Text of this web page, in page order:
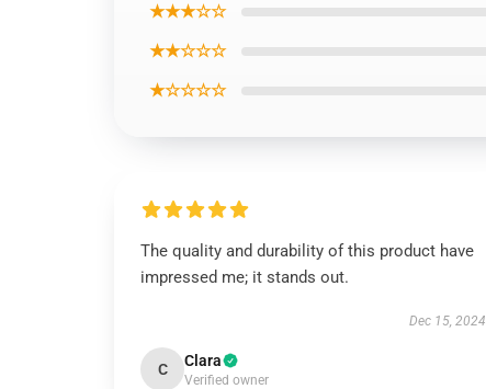
★★★☆☆
★★☆☆☆
★☆☆☆☆
The quality and durability of this product have
impressed me; it stands out.
Dec 15, 2024
C Clara
Verified owner